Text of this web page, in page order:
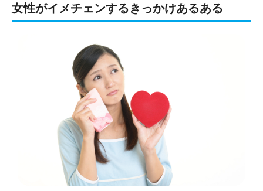
女性がイメチェンするきっかけあるある